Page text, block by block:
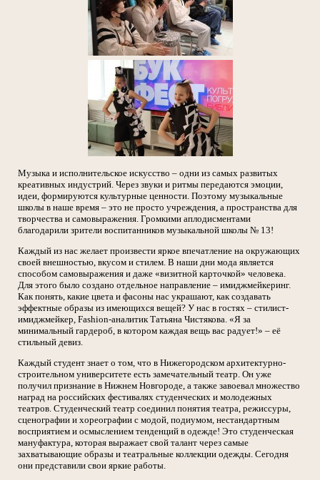
Музыка и исполнительское искусство – одни из самых развитых
креативных индустрий. Через звуки и ритмы передаются эмоции,
идеи, формируются культурные ценности. Поэтому музыкальные
школы в наше время – это не просто учреждения, а пространства для
творчества и самовыражения. Громкими аплодисментами
благодарили зрители воспитанников музыкальной школы № 13!
Каждый из нас желает произвести яркое впечатление на окружающих
своей внешностью, вкусом и стилем. В наши дни мода является
способом самовыражения и даже «визитной карточкой» человека.
Для этого было создано отдельное направление – имиджмейкеринг.
Как понять, какие цвета и фасоны нас украшают, как создавать
эффектные образы из имеющихся вещей? У нас в гостях – стилист-
имиджмейкер, Fashion-аналитик Татьяна Чистякова. «Я за
минимальный гардероб, в котором каждая вещь вас радует!» – её
стильный девиз.
Каждый студент знает о том, что в Нижегородском архитектурно-
строительном университете есть замечательный театр. Он уже
получил признание в Нижнем Новгороде, а также завоевал множество
наград на российских фестивалях студенческих и молодежных
театров. Студенческий театр соединил понятия театра, режиссуры,
сценографии и хореографии с модой, подиумом, нестандартным
восприятием и осмыслением тенденций в одежде! Это студенческая
мануфактура, которая выражает свой талант через самые
захватывающие образы и театральные коллекции одежды. Сегодня
они представили свои яркие работы.